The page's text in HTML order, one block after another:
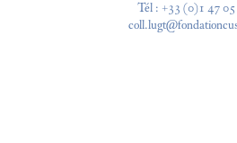
Tél : +33 (0)1 47